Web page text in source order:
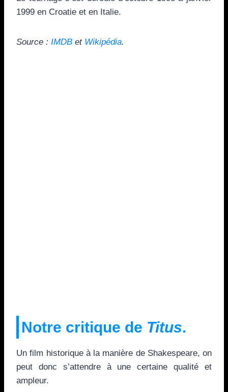
1999 en Croatie et en Italie.
Source : IMDB et Wikipédia.
Notre critique de Titus.
Un film historique à la manière de Shakespeare, on
peut donc s’attendre à une certaine qualité et
ampleur.